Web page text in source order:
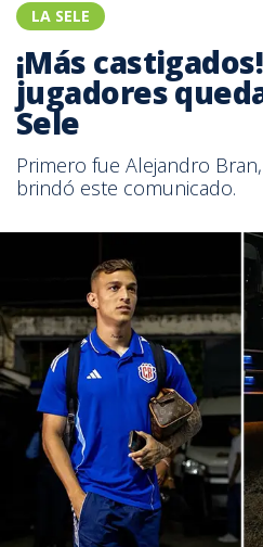
LA SELE
¡Más
jugadores
Sele
Primero fue Alejandro
brindó este comunicado.